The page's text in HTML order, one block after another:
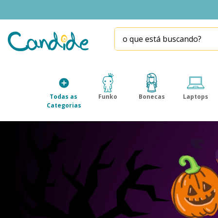
o que está buscando?
Todas as
Categorias
Funko Bonecas Laptops
fill the fridge
homem aranha
4º
funko
five nights at freddy s
6º
our generation
x-shot red
8
funko pop
guerreiras kpop